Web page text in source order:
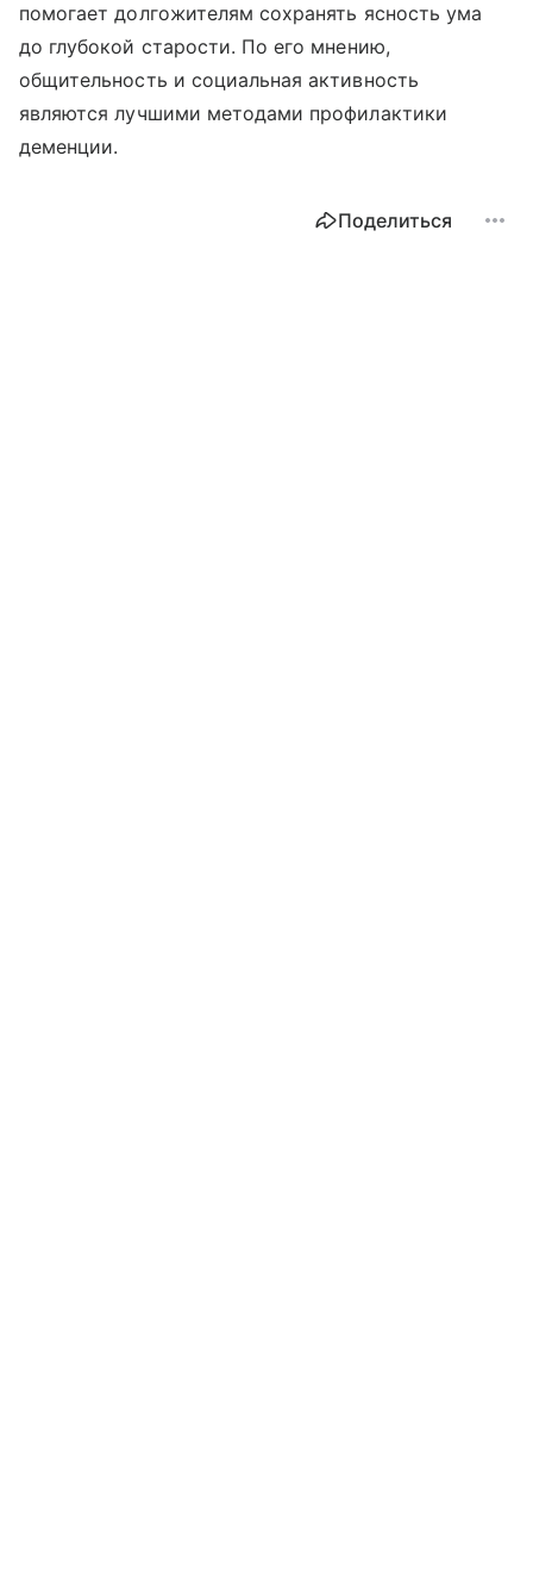
помогает долгожителям сохранять ясность ума
до глубокой старости. По его мнению,
общительность и социальная активность
являются лучшими методами профилактики
деменции.
Поделиться